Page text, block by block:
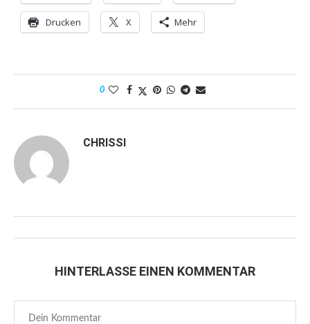
Drucken X Mehr
0
CHRISSI
HINTERLASSE EINEN KOMMENTAR